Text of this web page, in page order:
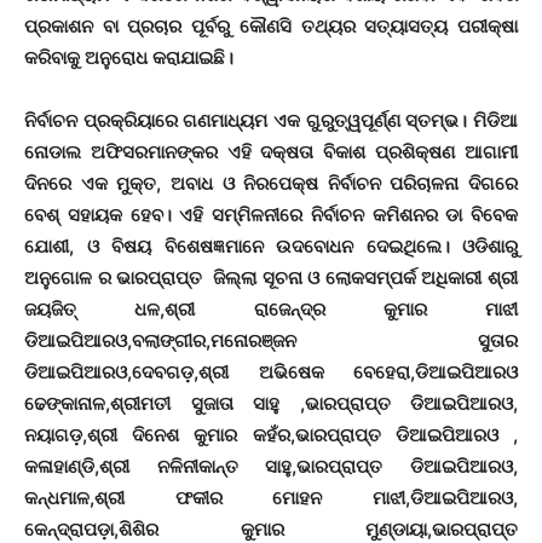
ପ୍ରକାଶନ ବା ପ୍ରଚାର ପୂର୍ବରୁ କୌଣସି ତଥ୍ୟର ସତ୍ୟାସତ୍ୟ ପରୀକ୍ଷା
କରିବାକୁ ଅନୁରୋଧ କରାଯାଇଛି।
ନିର୍ବାଚନ ପ୍ରକ୍ରିୟାରେ ଗଣମାଧ୍ୟମ ଏକ ଗୁରୁତ୍ୱପୂର୍ଣ୍ଣ ସ୍ତମ୍ଭ। ମିଡିଆ
ନୋଡାଲ ଅଫିସରମାନଙ୍କର ଏହି ଦକ୍ଷତା ବିକାଶ ପ୍ରଶିକ୍ଷଣ ଆଗାମୀ
ଦିନରେ ଏକ ମୁକ୍ତ, ଅବାଧ ଓ ନିରପେକ୍ଷ ନିର୍ବାଚନ ପରିଚାଳନା ଦିଗରେ
ବେଶ୍ ସହାୟକ ହେବ। ଏହି ସମ୍ମିଳନୀରେ ନିର୍ବାଚନ କମିଶନର ଡା ବିବେକ
ଯୋଶୀ, ଓ ବିଷୟ ବିଶେଷଜ୍ଞମାନେ ଉଦବୋଧନ ଦେଇଥିଲେ। ଓଡିଶାରୁ
ଅନୁଗୋଳ ର ଭାରପ୍ରାପ୍ତ ଜିଲ୍ଲା ସୂଚନା ଓ ଲୋକସମ୍ପର୍କ ଅଧିକାରୀ ଶ୍ରୀ
ଜୟଜିତ୍ ଧଳ,ଶ୍ରୀ ରାଜେନ୍ଦ୍ର କୁମାର ମାଝୀ
ଡିଆଇପିଆରଓ,ବଲାଙ୍ଗୀର,ମନୋରଞ୍ଜନ ସୁତାର
ଡିଆଇପିଆରଓ,ଦେବଗଡ଼,ଶ୍ରୀ ଅଭିଷେକ ବେହେରା,ଡିଆଇପିଆରଓ
ଢେଙ୍କାନାଳ,ଶ୍ରୀମତୀ ସୁଜାତା ସାହୁ ,ଭାରପ୍ରାପ୍ତ ଡିଆଇପିଆରଓ,
ନୟାଗଡ଼,ଶ୍ରୀ ଦିନେଶ କୁମାର କହଁର,ଭାରପ୍ରାପ୍ତ ଡିଆଇପିଆରଓ ,
କଳାହାଣ୍ଡି,ଶ୍ରୀ ନଳିନୀକାନ୍ତ ସାହୁ,ଭାରପ୍ରାପ୍ତ ଡିଆଇପିଆରଓ,
କନ୍ଧମାଳ,ଶ୍ରୀ ଫକୀର ମୋହନ ମାଝୀ,ଡିଆଇପିଆରଓ,
କେନ୍ଦ୍ରାପଡ଼ା,ଶିଶିର କୁମାର ମୁଣ୍ଡାୟା,ଭାରପ୍ରାପ୍ତ